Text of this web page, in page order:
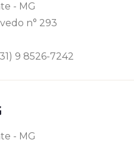
- MG
n° 293
9 8526-7242
- MG